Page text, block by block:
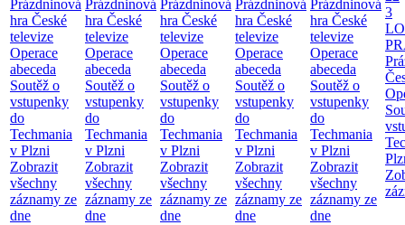
Prázdninová
hra České
televize
Operace
abeceda
Soutěž o
vstupenky
do
Techmania
v Plzni
Zobrazit
všechny
záznamy ze
dne
Prázdninová
hra České
televize
Operace
abeceda
Soutěž o
vstupenky
do
Techmania
v Plzni
Zobrazit
všechny
záznamy ze
dne
Prázdninová
hra České
televize
Operace
abeceda
Soutěž o
vstupenky
do
Techmania
v Plzni
Zobrazit
všechny
záznamy ze
dne
Prázdninová
hra České
televize
Operace
abeceda
Soutěž o
vstupenky
do
Techmania
v Plzni
Zobrazit
všechny
záznamy ze
dne
Prázdninová
hra České
televize
Operace
abeceda
Soutěž o
vstupenky
do
Techmania
v Plzni
Zobrazit
všechny
záznamy ze
dne
3